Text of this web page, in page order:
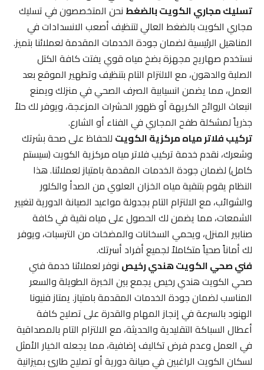
تسليك مجاري الكويت بالضغطنحن المتخصصون في تسليك
مجاري الكويت بالضغط العالي لتنظيف أصعب الانسدادات في
المناهيل الرئيسية لضمان جودة الخدمات المقدمة لعملائنا بتميز.
نستخدم صهاريج مجهزة بضخ مياه قوي يفتت كافة الكتل
الصلبة والدهون، مع الالتزام التام بتنظيف وتطهير الموقع بعد
العمل، مما يضمن انسيابية الصرف الصحي في منزلك ويمنع
انبعاث الروائح الكريهة أو ظهور الحشرات المزعجة، ويوفر لك حلاً
جذرياً لمشكلة طفح المجاري في الفناء أو الشارع.
تركيب فلاتر مياه مركزية الكويتللحفاظ على صحة بشرتك
وشعرك، نقدم خدمة تركيب فلاتر مياه مركزية الكويت (سيستم
كامل) لضمان جودة الخدمات المقدمة بامتياز لعملائنا. هذا
النظام يقوم بتنقية مياه الخزان العلوي من الصدأ والكلور
والشوائب، مع الالتزام التام بجدولة مواعيد الصيانة الدورية لتغيير
الشمعات، مما يضمن لك الحصول على مياه نقية في كافة
صنابير المنزل، ويحمي السخانات والمضخات من الترسبات، ويوفر
لك أماناً صحياً متكاملاً لجميع أفراد أسرتك.
فني صحي الكويت هندي رخيصنوفر لعملائنا خدمة فني
صحي الكويت هندي رخيص يجمع بين الخبرة الطويلة والسعر
المناسب لضمان جودة الخدمات المقدمة بامتياز. يمتاز فنيونا
الهنود بالسرعة في إنجاز المهام والقدرة على تصليح كافة
أعطال السباكة التقليدية والحديثة، مع الالتزام التام بالمصداقية
في العمل وعدم فرض تكاليف إضافية، مما يجعله الخيار الأمثل
لسكان الكويت الراغبين في صيانة دورية أو تصليح طارئ بميزانية